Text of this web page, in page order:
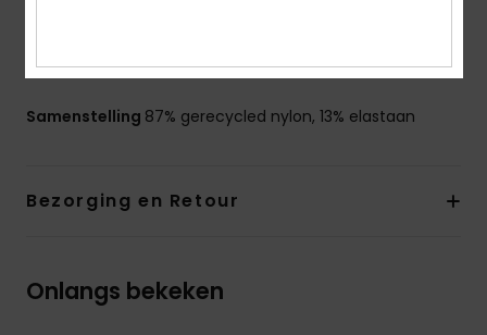
afhankelijk van de plaatsing van de print
Samenstelling 87% gerecycled nylon, 13% elastaan
Bezorging en Retour
Onlangs bekeken